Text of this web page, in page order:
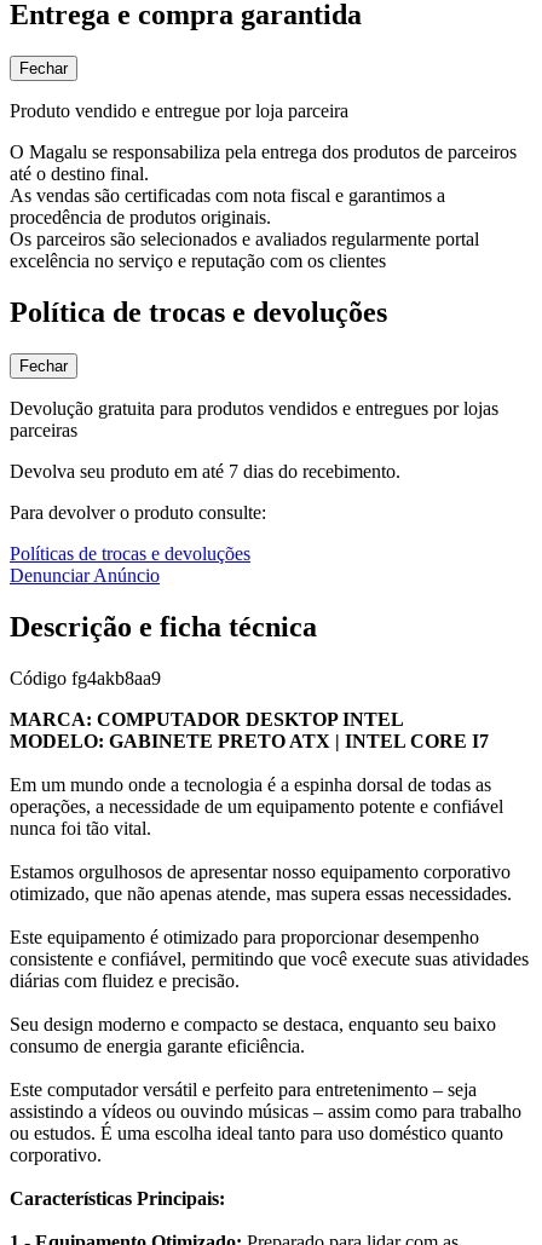
Entrega e compra garantida
Fechar
Produto vendido e entregue por loja parceira
O Magalu se responsabiliza pela entrega dos produtos de parceiros
até o destino final.
As vendas são certificadas com nota fiscal e garantimos a
procedência de produtos originais.
Os parceiros são selecionados e avaliados regularmente portal
excelência no serviço e reputação com os clientes
Política de trocas e devoluções
Fechar
Devolução gratuita para produtos vendidos e entregues por lojas
parceiras
Devolva seu produto em até 7 dias do recebimento.
Para devolver o produto consulte:
Políticas de trocas e devoluções
Denunciar Anúncio
Descrição e ficha técnica
Código fg4akb8aa9
MARCA: COMPUTADOR DESKTOP INTEL
MODELO: GABINETE PRETO ATX | INTEL CORE I7
Em um mundo onde a tecnologia é a espinha dorsal de todas as
operações, a necessidade de um equipamento potente e confiável
nunca foi tão vital.
Estamos orgulhosos de apresentar nosso equipamento corporativo
otimizado, que não apenas atende, mas supera essas necessidades.
Este equipamento é otimizado para proporcionar desempenho
consistente e confiável, permitindo que você execute suas atividades
diárias com fluidez e precisão.
Seu design moderno e compacto se destaca, enquanto seu baixo
consumo de energia garante eficiência.
Este computador versátil e perfeito para entretenimento – seja
assistindo a vídeos ou ouvindo músicas – assim como para trabalho
ou estudos. É uma escolha ideal tanto para uso doméstico quanto
corporativo.
Características Principais: